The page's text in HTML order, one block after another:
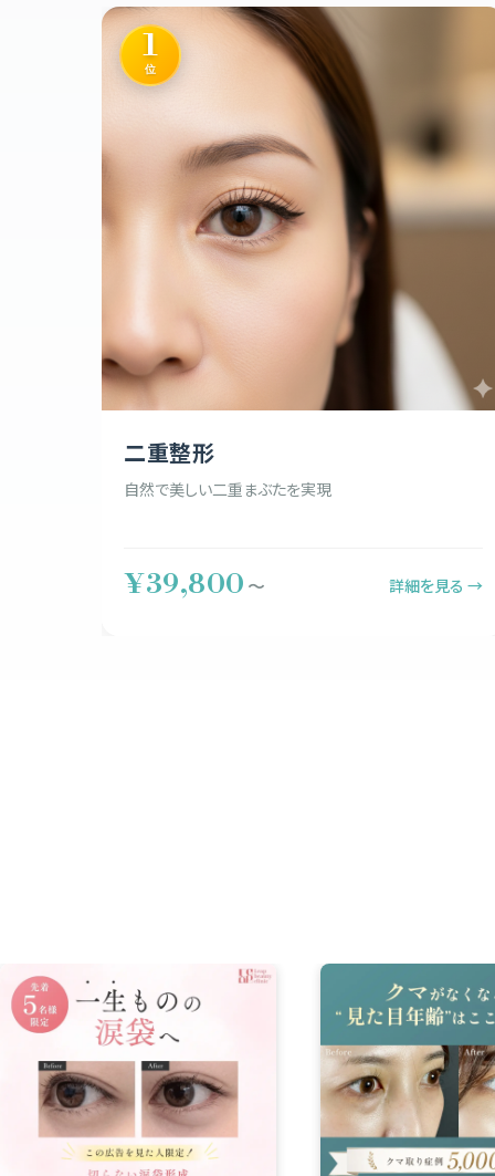
1
位
二重整形
自然で美しい二重まぶたを実現
¥39,800 〜 詳細を見る →